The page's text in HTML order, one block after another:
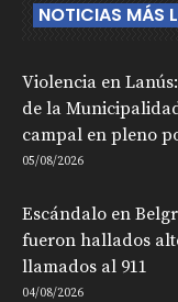
NOTICIAS MÁS
Violencia en
de la
campal en pleno
05/08/2026
Escándalo en
fueron hallados
llamados al 911
04/08/2026